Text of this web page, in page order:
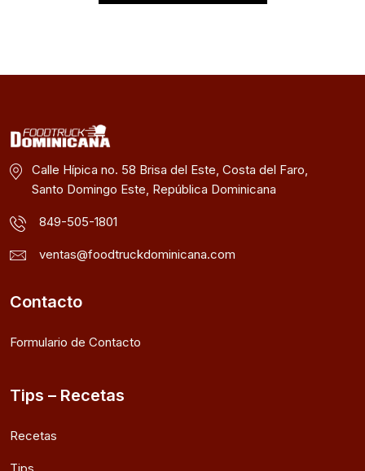
Calle Hípica no. 58 Brisa del Este, Costa del Faro,
Santo Domingo Este, República Dominicana
849-505-1801
ventas@foodtruckdominicana.com
Contacto
Formulario de Contacto
Tips – Recetas
Recetas
Tips